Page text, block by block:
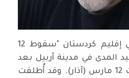
أعلنت السلطات في إقليم كردستان "سقوط 12
المدى في مدينة أربيل بعد
منتصف ليلة السبت 12 مارس (آذار). وقد أُطلقت